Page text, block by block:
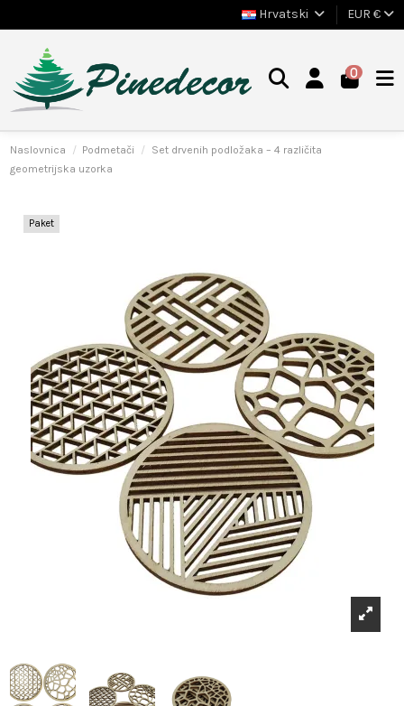
Hrvatski EUR €
0
Naslovnica Podmetači
Set drvenih podložaka – 4 različita
geometrijska uzorka
Paket